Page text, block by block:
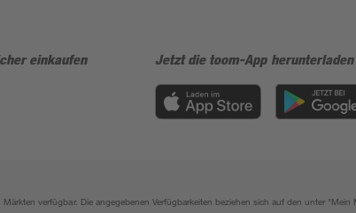
einkaufen Jetzt die toom-App herunterladen
verfügbar. Die angegebenen Verfügbarkeiten beziehen sich auf den unter